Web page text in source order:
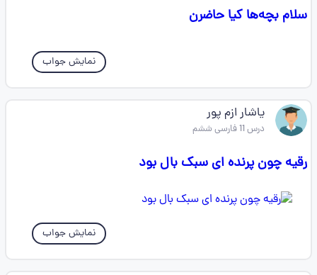
سلام بچه‌ها کیا حاضرن
نمایش جواب
یاشار ازم پور
درس 11 فارسی ششم
رقیه چون پرنده ای سبک بال بود
نمایش جواب